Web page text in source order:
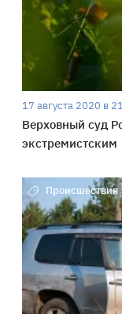
17 августа 2020 в
Верховный суд
экстремистским
Происшествия